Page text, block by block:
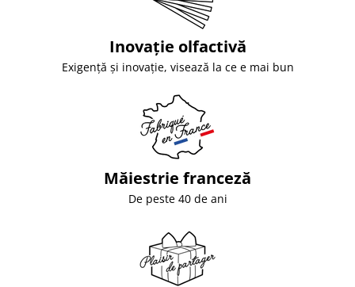
Inovație olfactivă
Exigență și inovație, visează la ce e mai bun
Măiestrie franceză
De peste 40 de ani